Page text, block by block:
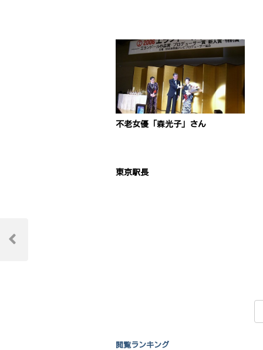
不老女優「森光子」さん
東京駅長
稿
Previous
閲覧ランキング